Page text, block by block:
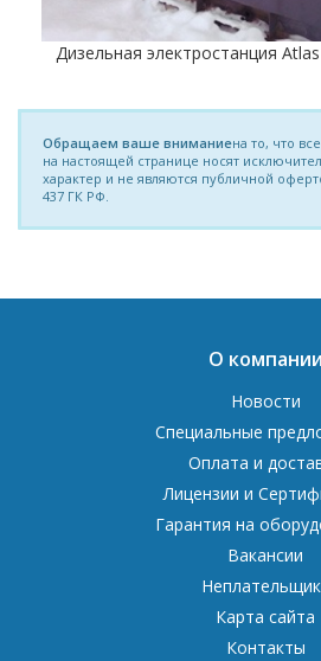
Дизельная электростанция
Обращаем ваше вниманиена то, что
на настоящей странице носят
характер и не являются публичной
437 ГК РФ.
О компании
Новости
Специальные
Оплата и
Лицензии и
Гарантия на
Вакансии
Карта сайта
Контакты